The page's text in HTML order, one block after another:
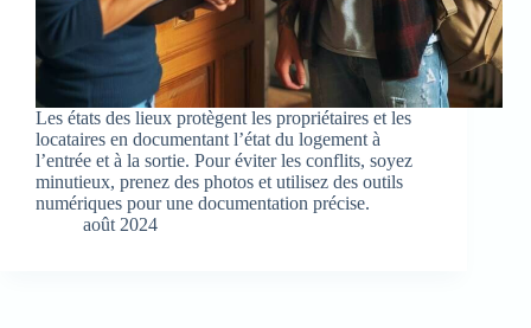
Les états des lieux protègent les propriétaires et les
locataires en documentant l’état du logement à
l’entrée et à la sortie. Pour éviter les conflits, soyez
minutieux, prenez des photos et utilisez des outils
numériques pour une documentation précise.
août 2024